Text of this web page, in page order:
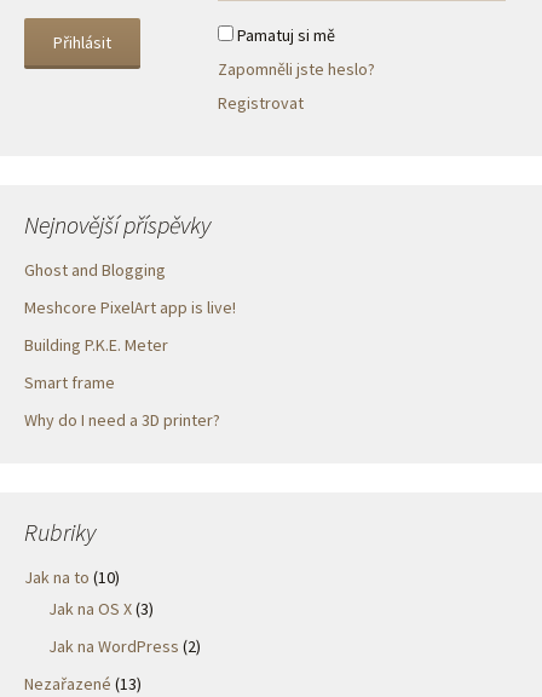
Pamatuj si mě
Zapomněli jste heslo?
Registrovat
Nejnovější příspěvky
Ghost and Blogging
Meshcore PixelArt app is live!
Building P.K.E. Meter
Smart frame
Why do I need a 3D printer?
Rubriky
Jak na to (10)
Jak na OS X(3)
Jak na WordPress (2)
Nezařazené (13)